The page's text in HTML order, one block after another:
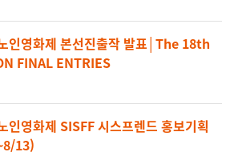
인영화제 본선진출작 발표│The 18th
FINAL ENTRIES
인영화제 SISFF 시스프렌드 홍보기획
13)